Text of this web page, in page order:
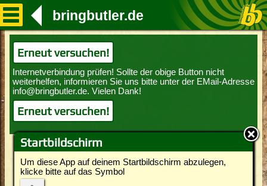
Startbildschirm
Um diese App auf deinem Startbildschirm abzulegen,
klicke bitte auf das Symbol
bringbutler.de
Erneut versuchen!
Erneut versuchen!